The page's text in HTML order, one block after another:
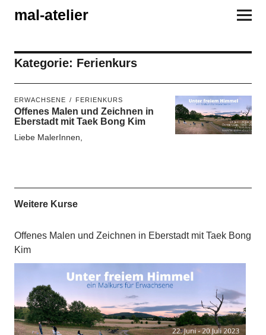
mal-atelier
Kategorie: Ferienkurs
ERWACHSENE FERIENKURS
Offenes Malen und Zeichnen in
Eberstadt mit Taek Bong Kim
Liebe MalerInnen,
Weitere Kurse
Offenes Malen und Zeichnen in Eberstadt mit Taek Bong
Kim